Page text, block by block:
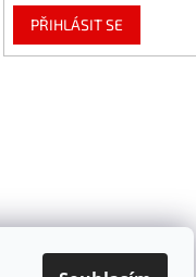
PŘIHLÁSIT SE